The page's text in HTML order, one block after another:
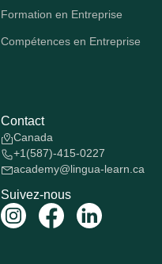
Formation en Entreprise
Compétences en Entreprise
Contact
Canada
+1(587)-415-0227
academy@lingua-learn.ca
Suivez-nous